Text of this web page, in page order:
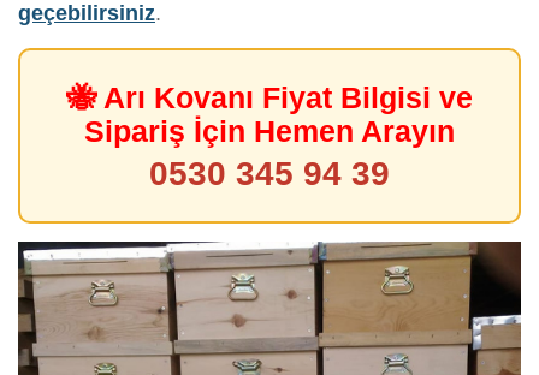
geçebilirsiniz.
🐝 Arı Kovanı Fiyat Bilgisi ve
Sipariş İçin Hemen Arayın
0530 345 94 39